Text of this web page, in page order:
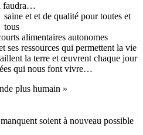
faudra…
et et de qualité pour toutes et
tous
alimentaires autonomes
ses ressources qui permettent la vie
la terre et œuvrent chaque jour
qui nous font vivre…
plus humain »
soient à nouveau possible